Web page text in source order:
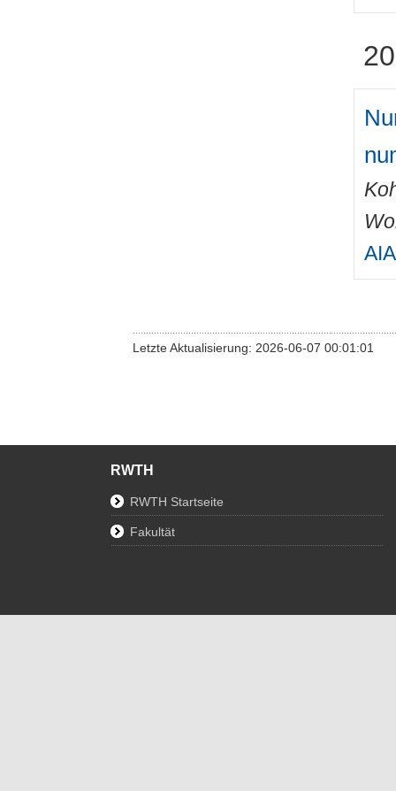
Letzte Aktualisierung: 2026-06-07 00:01:01
RWTH
RWTH Startseite
Fakultät